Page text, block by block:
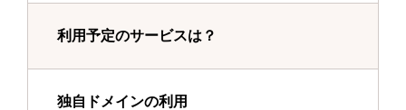
利用予定のサービスは？
独自ドメインの利用